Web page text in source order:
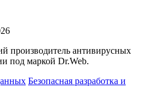
производитель антивирусных
под маркой Dr.Web.
Безопасная разработка и